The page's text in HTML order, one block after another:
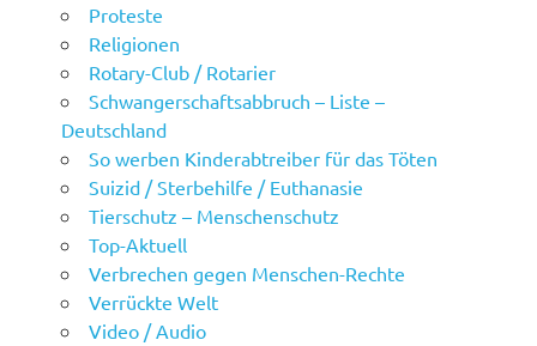
Proteste
Religionen
Rotary-Club / Rotarier
Schwangerschaftsabbruch – Liste –
Deutschland
So werben Kinderabtreiber für das Töten
Suizid / Sterbehilfe / Euthanasie
Tierschutz – Menschenschutz
Top-Aktuell
Verbrechen gegen Menschen-Rechte
Verrückte Welt
Video / Audio